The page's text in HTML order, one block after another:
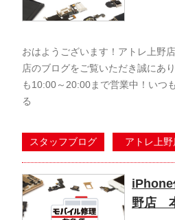
おはようございます！アトレ上野
店のブログをご覧いただき誠にあ
も10:00～20:00まで営業中！いつ
る
スタッフブログ アトレ上野
iPhone
野店